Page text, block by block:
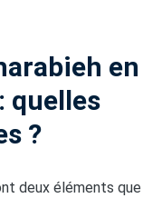
en
quelles
?
deux éléments que